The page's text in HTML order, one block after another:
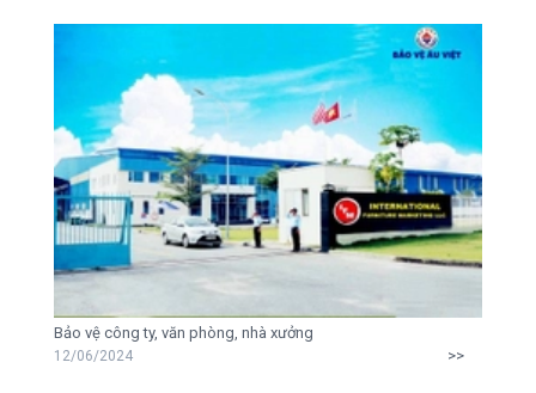
Bảo vệ công ty, văn phòng, nhà xưởng
12/06/2024 >>